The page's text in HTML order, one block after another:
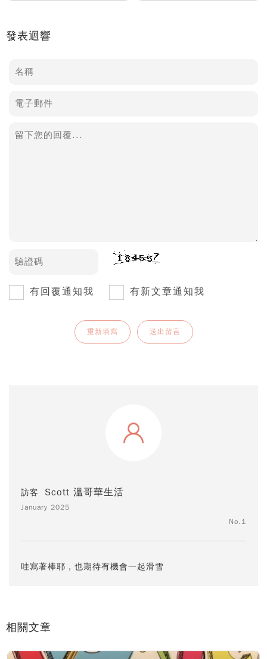
發表迴響
有回覆通知我 有新文章通知我
訪客 Scott 溫哥華生活
January 2025
No.1
哇寫著棒耶，也期待有機會一起滑雪
相關文章